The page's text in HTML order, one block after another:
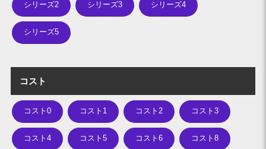
シリーズ2 シリーズ3 シリーズ4
シリーズ5
コスト
コスト0 コスト1 コスト2 コスト3
コスト4 コスト5 コスト6 コスト8